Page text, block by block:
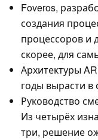
Foveros,
создания
процессоров и
скорее, для
Архитектуры
годы вырасти в
Руководство
Из четырёх
три, решение